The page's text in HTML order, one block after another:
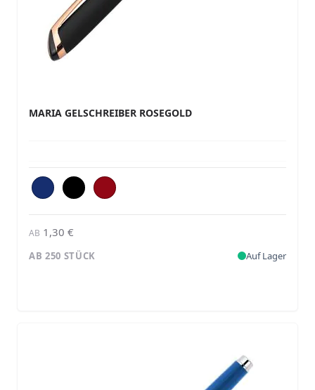
MARIA GELSCHREIBER ROSEGOLD
AB 1,30 €
AB 250 STÜCK Auf Lager